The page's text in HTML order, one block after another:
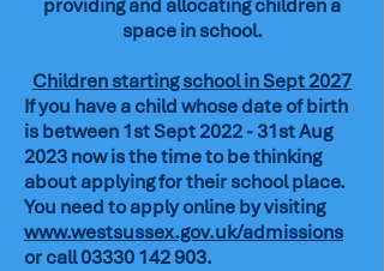
providing and allocating children a
space in school.
Children starting school in Sept 2027
If you have a child whose date of birth
is between 1st Sept 2022 - 31st Aug
2023 now is the time to be thinking
about applying for their school place.
You need to apply online by visiting
www.westsussex.gov.uk/admissions
or call03330 142 903.